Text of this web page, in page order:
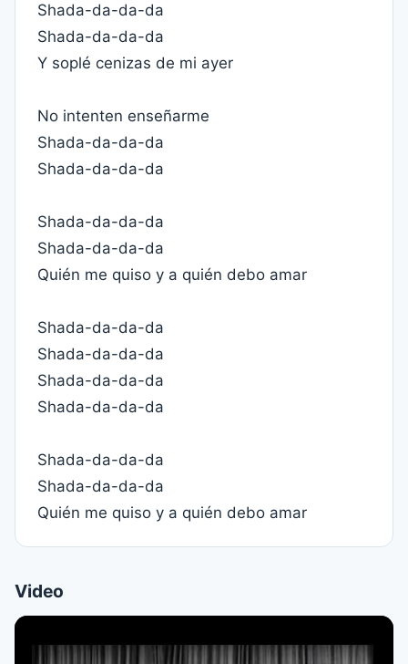
Shada-da-da-da
Shada-da-da-da
Y soplé cenizas de mi ayer
No intenten enseñarme
Shada-da-da-da
Shada-da-da-da
Shada-da-da-da
Shada-da-da-da
Quién me quiso y a quién debo amar
Shada-da-da-da
Shada-da-da-da
Shada-da-da-da
Shada-da-da-da
Shada-da-da-da
Shada-da-da-da
Quién me quiso y a quién debo amar
Video